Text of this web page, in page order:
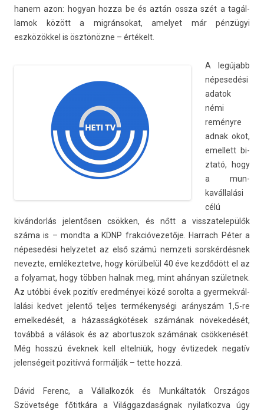
hanem azon: hogyan hozza be és aztán ossza szét a tagál­
lamok között a mig­ránsokat, amelyet már pénzügyi
eszközökkel is ösztönözne – értékelt.
A legújabb
népesedési
adatok
némi
reményre
adnak okot,
em­el­lett bi­
ztató, hogy
a mun­
kavál­lalási
célú
kivándorlás jelen­tős­en csökken, és nőtt a visszatelepülők
száma is – mondta a KDNP frak­cióvezetője. Har­rach Péter a
népesedési helyzetet az első számú nem­zeti sorskérdésnek
nevez­te, em­lékez­tetve, hogy körülbelül 40 éve kezdődött el az
a folyamat, hogy többen hal­nak meg, mint ahányan szület­nek.
Az utóbbi évek pozitív eredményei közé sorol­ta a gyer­mekvál­
lalási ked­vet jelentő tel­jes termékenységi arányszám 1,5-re
em­el­kedését, a házasságkötések számának növekedését,
továbbá a válások és az ab­or­tuszok számának csökkenését.
Még hosszú évek­nek kell el­telniük, hogy évtizedek negatív
jelen­ségeit pozitívvá formálják – tette hozzá.
Dávid Ferenc, a Vál­lalkozók és Munkáltatók Országos
Szövetsége főtitkára a Világ­gazdaság­nak nyilat­kozva úgy